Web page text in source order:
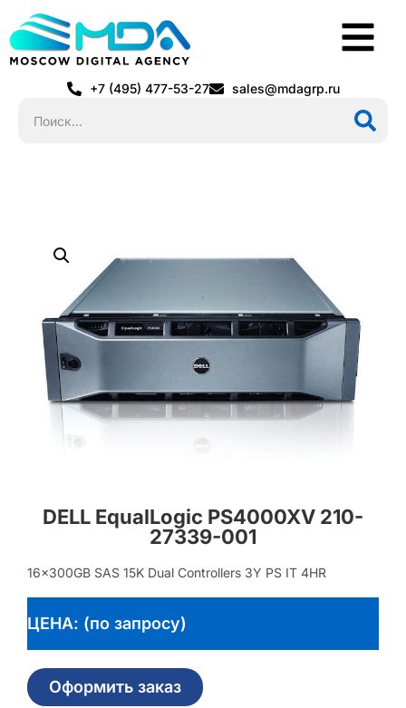
+7 (495) 477-53-27 sales@mdagrp.ru
DELL EqualLogic PS4000XV 210-
27339-001
16x300GB SAS 15K Dual Controllers 3Y PS IT 4HR
ЦЕНА: (по запросу)
Оформить заказ